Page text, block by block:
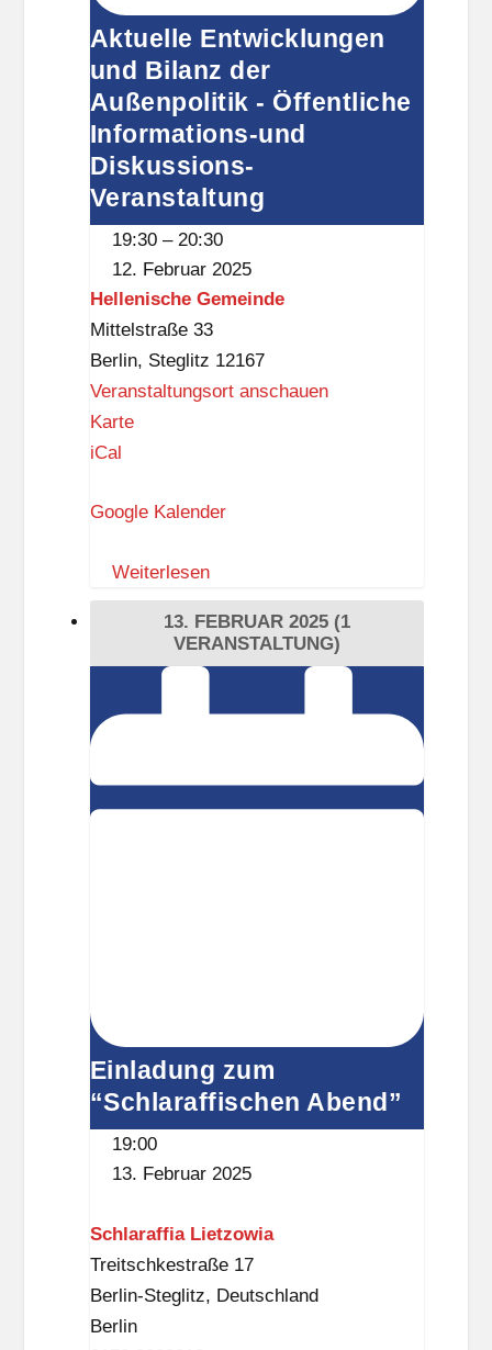
Aktuelle Entwicklungen
und Bilanz der
Außenpolitik - Öffentliche
Informations-und
Diskussions-
Veranstaltung
19:30 – 20:30
12. Februar 2025
Hellenische Gemeinde
Mittelstraße 33
Berlin, Steglitz 12167
Veranstaltungsort anschauen
KarteH
l
n
i
c
e
iCal
Google Kalender
Weiterlesen
13. FEBRUAR 2025 (1
VERANSTALTUNG)
Einladung
zum
“Schlaraffischen
Einladung zum
“Schlaraffischen Abend”
19:00
13. Februar 2025
Schlaraffia Lietzowia
Treitschkestraße 17
Berlin-Steglitz, Deutschland
Berlin